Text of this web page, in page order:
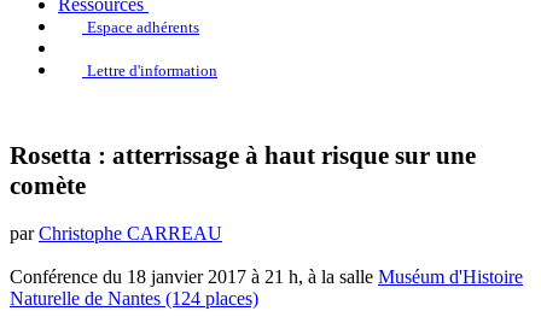
Ressources
Espace adhérents
Lettre d'information
Rosetta : atterrissage à haut risque sur une
comète
parChristophe CARREAU
Conférence du 18 janvier 2017 à 21 h, à la salle Muséum d'Histoire
Naturelle de Nantes (124 places)